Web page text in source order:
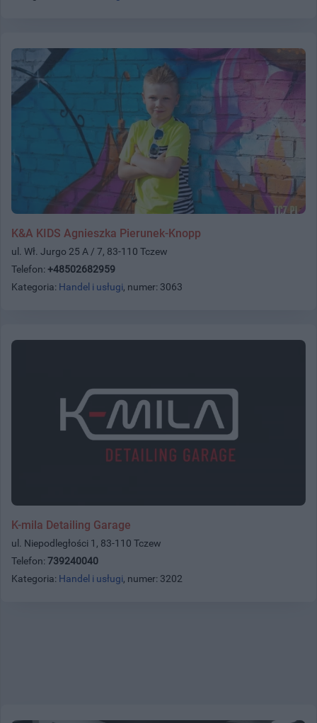
K&A KIDS Agnieszka Pierunek-Knopp
ul. Wł. Jurgo 25 A / 7, 83-110 Tczew
Telefon: +48502682959
Kategoria: Handel i usługi, numer: 3063
K-mila Detailing Garage
ul. Niepodległości 1, 83-110 Tczew
Telefon: 739240040
Kategoria: Handel i usługi, numer: 3202